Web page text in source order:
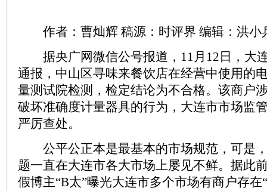
作者：曹灿辉 稿源：时评界 编辑：洪小
据央广网微信公号报道，11月12日，大
通报，中山区寻味来餐饮店在经营中使用的
量测试院检测，检定结论为不合格。该商户
破坏准确度计量器具的行为，大连市市场监
严厉查处。
公平公正本是最基本的市场规范，可是，
题一直在大连市各大市场上屡见不鲜。据此
假博主“B太”曝光大连市多个市场有商户存在